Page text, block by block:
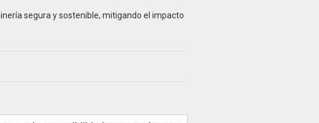
segura y sostenible, mitigando el impacto